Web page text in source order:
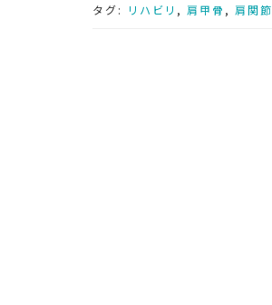
タグ:
リハビリ , 肩甲骨 , 肩関節